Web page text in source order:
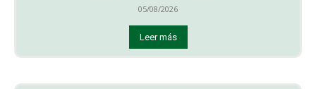
05/08/2026
Leer más